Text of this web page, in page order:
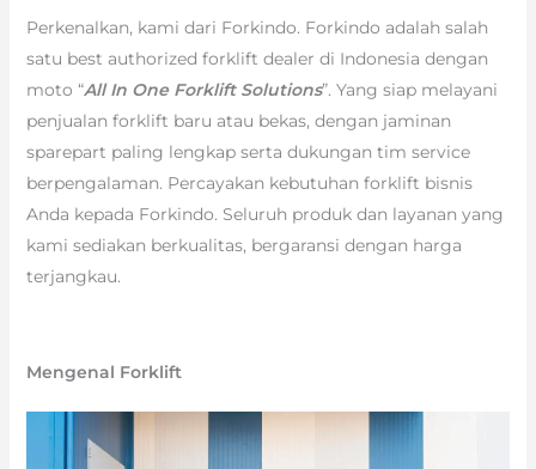
Perkenalkan, kami dari Forkindo. Forkindo adalah salah
satu best authorized forklift dealer di Indonesia dengan
moto “All In One Forklift Solutions”. Yang siap melayani
penjualan forklift baru atau bekas, dengan jaminan
sparepart paling lengkap serta dukungan tim service
berpengalaman. Percayakan kebutuhan forklift bisnis
Anda kepada Forkindo. Seluruh produk dan layanan yang
kami sediakan berkualitas, bergaransi dengan harga
terjangkau.
Mengenal Forklift